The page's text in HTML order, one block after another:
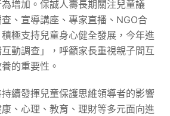
增加。保誠人壽長期關注兒童議
、宣導講座、專家直播、NGO合
極支持兒童身心健全發展，今年進
動調查」，呼籲家長重視親子間互
的重要性。
續發揮兒童保護思維領導者的影響
、心理、教育、理財等多元面向進